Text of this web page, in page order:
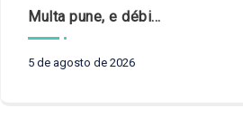
Multa pune, e débito recompõe. § 3º do art. 71 da Constituição: um problema de legística formal
5 de agosto de 2026